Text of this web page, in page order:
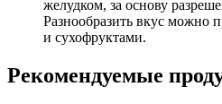
желудком, за основу
Разнообразить вкус можно
и сухофруктами.
Рекомендуемые